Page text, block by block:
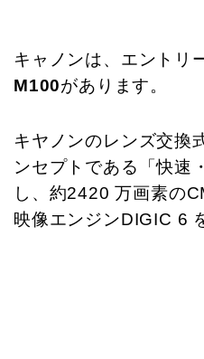
キャノンは、エントリ
M100があります。
キヤノンのレンズ交換
ンセプトである「快速
し、約2420 万画素の
映像エンジンDIGIC 6